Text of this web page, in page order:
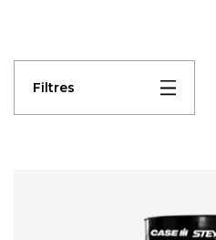
Filtres